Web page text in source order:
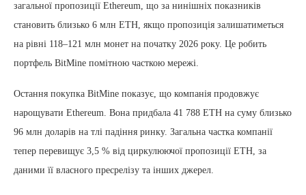
загальної пропозиції Ethereum, що за нинішніх показників
становить близько 6 млн ETH, якщо пропозиція залишатиметься
на рівні 118–121 млн монет на початку 2026 року. Це робить
портфель BitMine помітною часткою мережі.
Остання покупка BitMine показує, що компанія продовжує
нарощувати Ethereum. Вона придбала 41 788 ETH на суму близько
96 млн доларів на тлі падіння ринку. Загальна частка компанії
тепер перевищує 3,5 % від циркулюючої пропозиції ETH, за
даними її власного пресрелізу та інших джерел.